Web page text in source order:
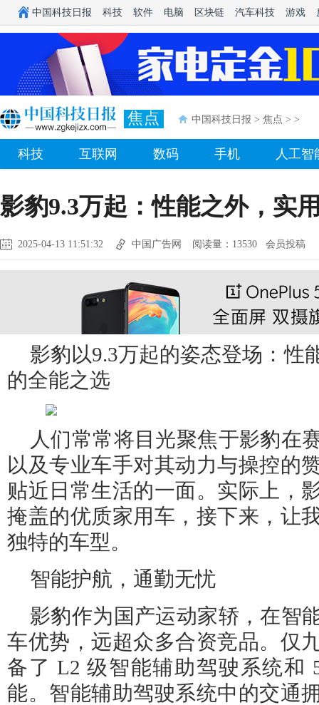
中国科技日报 科技 软件 电脑 区块链 汽车科技 游戏
焦点 中国科技日报 > 焦点 > >
科技 互联网 数码 手机 人工智
影豹9.3万起：性能之外，实
2025-04-13 11:51:32 中国广告网 阅读量：13530 会员投稿
影豹以9.3万起的姿态登场：性
的全能之选
人们常常将目光聚焦于影豹在
以及专业车手对其动力与操控的
贴近日常生活的一面。实际上，
掩盖的优质家用车，接下来，让
独特的车型。
智能护航，通勤无忧
影豹作为国产运动家轿，在智
车优势，远超众多合资竞品。仅
备了 L2 级智能辅助驾驶系统和
能。智能辅助驾驶系统中的交通